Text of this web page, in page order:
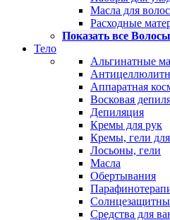
Масла для волос
Расходные
Показать все Волосы
Тело
Альгинатные
Аппаратная
Восковая
Депиляция
Кремы для рук
Кремы, гели
Лосьоны, гели
Масла
Обертывания
Средства для